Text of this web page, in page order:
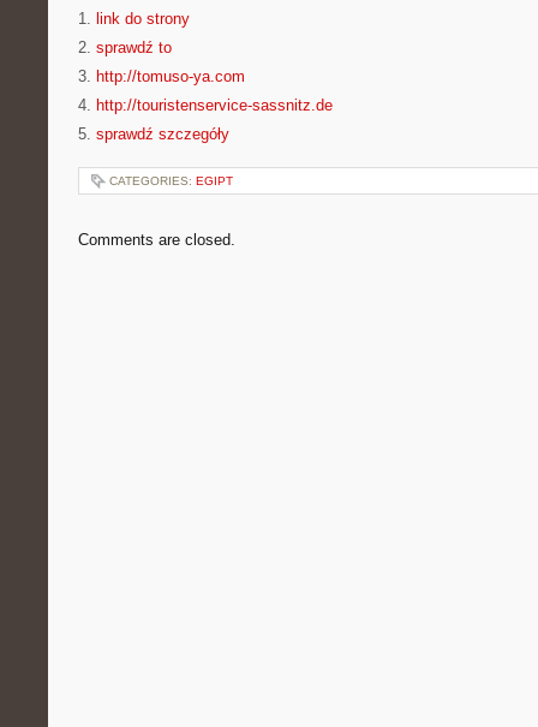
1. link do strony
2. sprawdź to
3. http://tomuso-ya.com
4. http://touristenservice-sassnitz.de
5. sprawdź szczegóły
CATEGORIES: EGIPT
Comments are closed.